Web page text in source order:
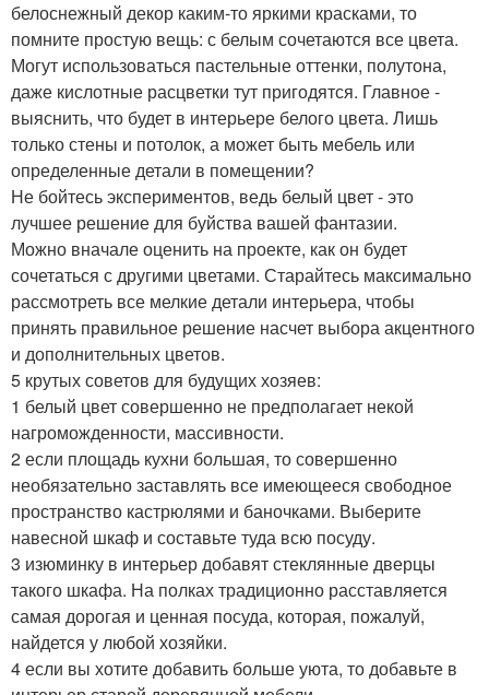
белоснежный декор каким-то яркими красками, то
помните простую вещь: с белым сочетаются все цвета.
Могут использоваться пастельные оттенки, полутона,
даже кислотные расцветки тут пригодятся. Главное -
выяснить, что будет в интерьере белого цвета. Лишь
только стены и потолок, а может быть мебель или
определенные детали в помещении?
Не бойтесь экспериментов, ведь белый цвет - это
лучшее решение для буйства вашей фантазии.
Можно вначале оценить на проекте, как он будет
сочетаться с другими цветами. Старайтесь максимально
рассмотреть все мелкие детали интерьера, чтобы
принять правильное решение насчет выбора акцентного
и дополнительных цветов.
5 крутых советов для будущих хозяев:
1 белый цвет совершенно не предполагает некой
нагроможденности, массивности.
2 если площадь кухни большая, то совершенно
необязательно заставлять все имеющееся свободное
пространство кастрюлями и баночками. Выберите
навесной шкаф и составьте туда всю посуду.
3 изюминку в интерьер добавят стеклянные дверцы
такого шкафа. На полках традиционно расставляется
самая дорогая и ценная посуда, которая, пожалуй,
найдется у любой хозяйки.
4 если вы хотите добавить больше уюта, то добавьте в